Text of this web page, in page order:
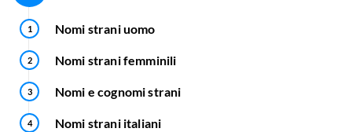
Nomi strani uomo
Nomi strani femminili
Nomi e cognomi strani
Nomi strani italiani